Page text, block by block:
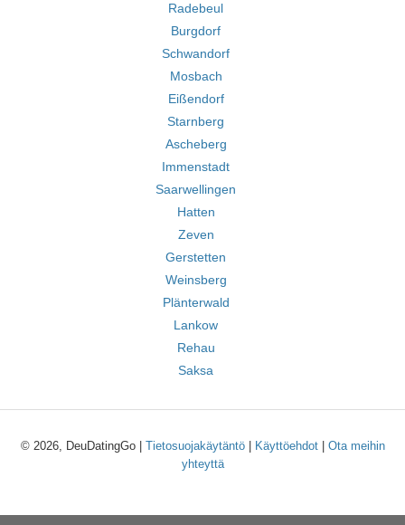
Radebeul
Burgdorf
Schwandorf
Mosbach
Eißendorf
Starnberg
Ascheberg
Immenstadt
Saarwellingen
Hatten
Zeven
Gerstetten
Weinsberg
Plänterwald
Lankow
Rehau
Saksa
© 2026, DeuDatingGo | Tietosuojakäytäntö| Käyttöehdot| Ota meihin
yhteyttä